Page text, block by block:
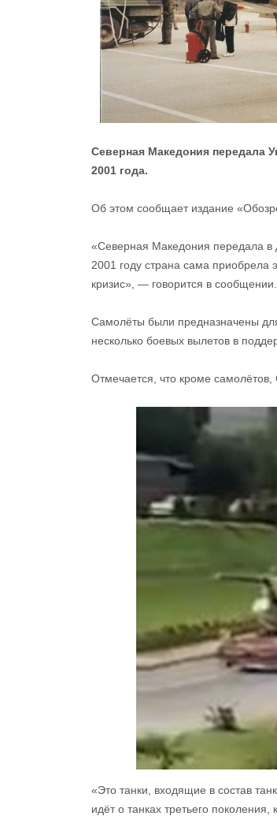
Северная Македония передала
2001 года.
Об этом сообщает издание
«Северная Македония передала в
2001 году страна сама приобрела
кризис», — говорится в сообщении.
Самолёты были предназначены
несколько боевых вылетов в
Отмечается, что кроме
«Это танки, входящие в состав
идёт о танках третьего поколения,